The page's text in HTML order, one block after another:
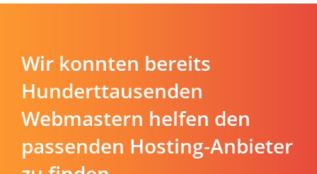
Wir konnten bereits
Hunderttausenden
Webmastern helfen den
passenden Hosting-Anbieter